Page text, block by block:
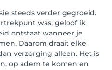
steeds verder gegroeid.
was, geloof ik
ontstaat wanneer je
Daarom draait elke
verzorging alleen. Het is
op adem te komen en